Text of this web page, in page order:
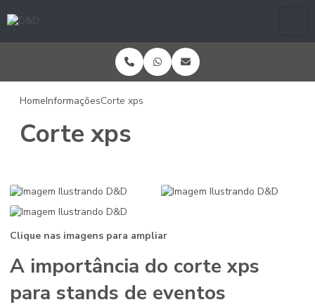
HomeInformaçõesCorte xps
Corte xps
Clique nas imagens para ampliar
A importância do corte xps
para stands de eventos